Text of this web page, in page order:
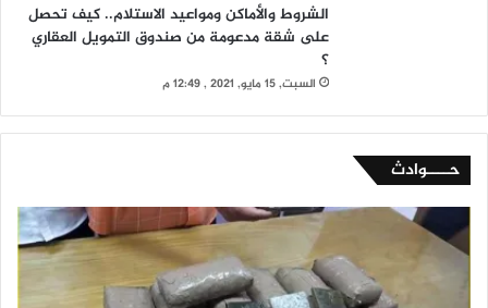
الشروط والأماكن ومواعيد الاستلام.. كيف تحصل
على شقة مدعومة من صندوق التمويل العقاري
؟
السبت, 15 مايو, 2021 , 12:49 م
حــــوادث